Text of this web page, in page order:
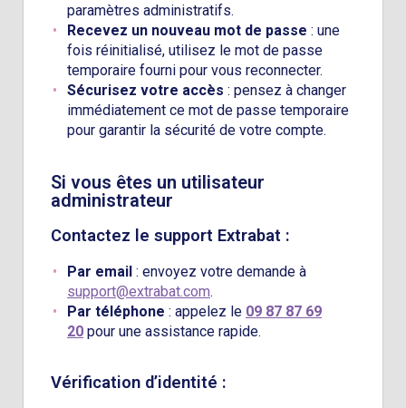
paramètres administratifs.
Recevez un nouveau mot de passe : une
fois réinitialisé, utilisez le mot de passe
temporaire fourni pour vous reconnecter.
Sécurisez votre accès : pensez à changer
immédiatement ce mot de passe temporaire
pour garantir la sécurité de votre compte.
Si vous êtes un utilisateur
administrateur
Contactez le support Extrabat :
Par email : envoyez votre demande à
support@extrabat.com.
Par téléphone : appelez le 09 87 87 69
20 pour une assistance rapide.
Vérification d’identité :